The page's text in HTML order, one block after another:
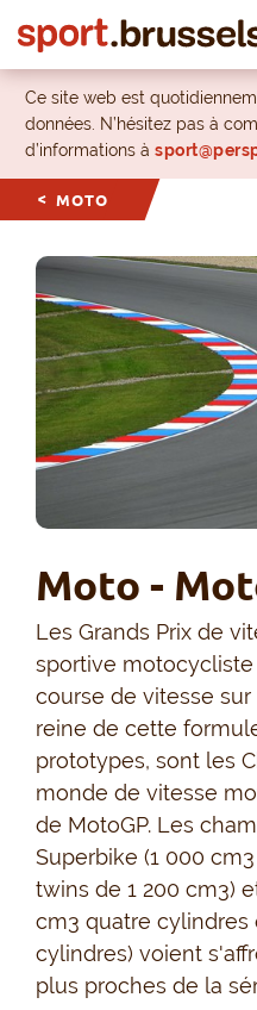
Ce site web est
données. N’hésitez pas à
d’informations à
MOTO
Moto -
Les Grands Prix de
sportive
course de vitesse
reine de cette
prototypes, sont les
monde de vitesse
de MotoGP. Les
Superbike (1 000
twins de 1 200 cm3)
cm3 quatre cylindres
cylindres) voient
plus proches de la